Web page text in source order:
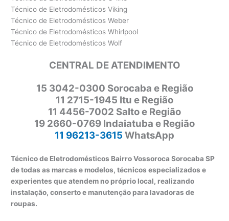
Técnico de Eletrodomésticos Viking
Técnico de Eletrodomésticos Weber
Técnico de Eletrodomésticos Whirlpool
Técnico de Eletrodomésticos Wolf
CENTRAL DE ATENDIMENTO
15 3042-0300 Sorocaba e Região
11 2715-1945 Itu e Região
11 4456-7002 Salto e Região
19 2660-0769 Indaiatuba e Região
11 96213-3615 WhatsApp
Técnico de Eletrodomésticos Bairro Vossoroca Sorocaba SP
de todas as marcas e modelos, técnicos especializados e
experientes que atendem no próprio local, realizando
instalação, conserto e manutenção para lavadoras de
roupas.